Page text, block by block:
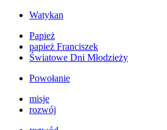
Watykan
Papież
papież Franciszek
Światowe Dni Młodzieży
Powołanie
misje
rozwój